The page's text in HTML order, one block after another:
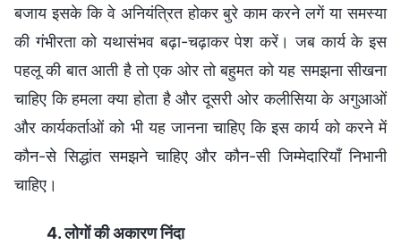
बजाय इसके कि वे अनियंत्रित होकर बुरे काम करने लगें या समस्या
की गंभीरता को यथासंभव बढ़ा-चढ़ाकर पेश करें। जब कार्य के इस
पहलू की बात आती है तो एक ओर तो बहुमत को यह समझना सीखना
चाहिए कि हमला क्या होता है और दूसरी ओर कलीसिया के अगुआओं
और कार्यकर्ताओं को भी यह जानना चाहिए कि इस कार्य को करने में
कौन-से सिद्धांत समझने चाहिए और कौन-सी जिम्मेदारियाँ निभानी
चाहिए।
4. लोगों की अकारण निंदा